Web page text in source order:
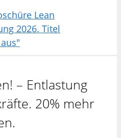
– Entlastung
20% mehr